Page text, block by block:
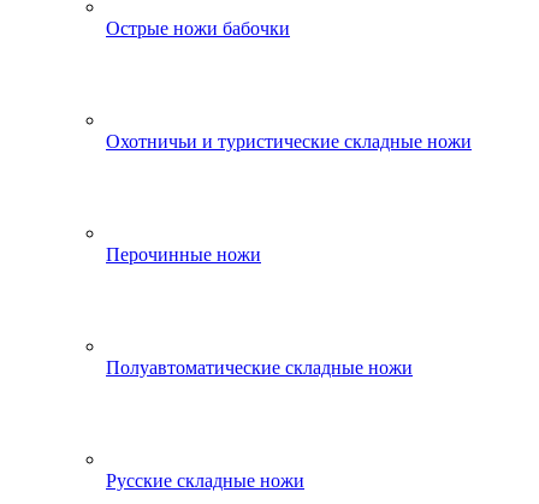
Острые ножи бабочки
Охотничьи и туристические складные ножи
Перочинные ножи
Полуавтоматические складные ножи
Русские складные ножи